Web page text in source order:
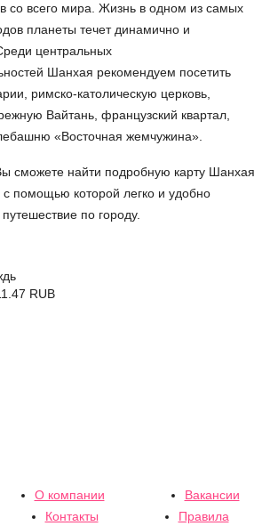
со всего мира. Жизнь в одном из самых
планеты течет динамично и
центральных
Шанхая рекомендуем посетить
римско-католическую церковь,
Вайтань, французский квартал,
«Восточная жемчужина».
сможете найти подробную карту Шанхая
с помощью которой легко и удобно
по городу.
RUB
О компании
Вакансии
Контакты
Правила